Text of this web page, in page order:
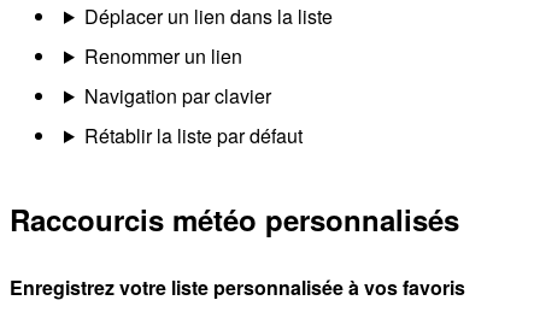
Déplacer un lien dans la liste
Renommer un lien
Navigation par clavier
Rétablir la liste par défaut
Raccourcis météo personnalisés
Enregistrez votre liste personnalisée à vos favoris